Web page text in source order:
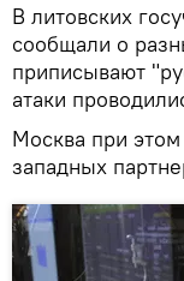
В литовских
сообщали о
приписывают
атаки
Москва при
западных